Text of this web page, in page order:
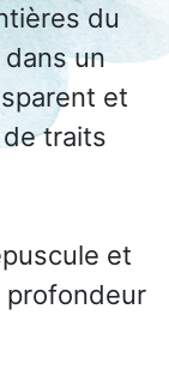
du
un
et
traits
et
profondeur